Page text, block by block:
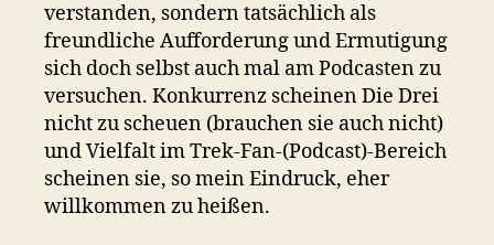
verstanden, sondern tatsächlich als
freundliche Aufforderung und Ermutigung
sich doch selbst auch mal am Podcasten zu
versuchen. Konkurrenz scheinen Die Drei
nicht zu scheuen (brauchen sie auch nicht)
und Vielfalt im Trek-Fan-(Podcast)-Bereich
scheinen sie, so mein Eindruck, eher
willkommen zu heißen.